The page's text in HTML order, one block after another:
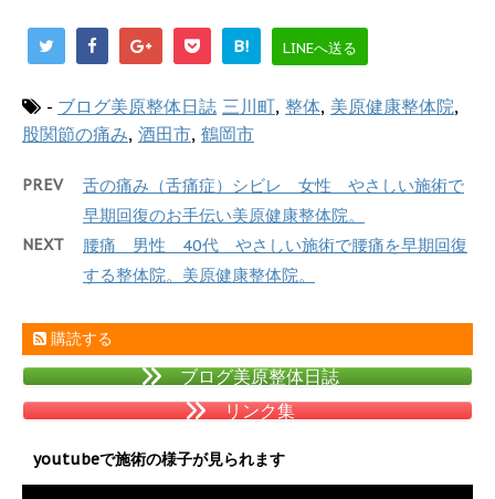
B! LINEへ送る
- ブログ美原整体日誌 三川町, 整体, 美原健康整体院,
股関節の痛み, 酒田市, 鶴岡市
PREV
舌の痛み（舌痛症）シビレ 女性 やさしい施術で
早期回復のお手伝い美原健康整体院。
NEXT
腰痛 男性 40代 やさしい施術で腰痛を早期回復
する整体院。美原健康整体院。
購読する
ブログ美原整体日誌
リンク集
youtubeで施術の様子が見られます